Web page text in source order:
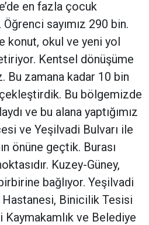
en fazla çocuk
sayımız 290 bin.
konut, okul ve yeni yol
Kentsel dönüşüme
Bu zamana kadar 10 bin
Bu bölgemizde
ve bu alana yaptığımız
ve Yeşilvadi Bulvarı ile
önüne geçtik. Burası
Kuzey-Güney,
bağlıyor. Yeşilvadi
Binicilik Tesisi
Kaymakamlık ve Belediye